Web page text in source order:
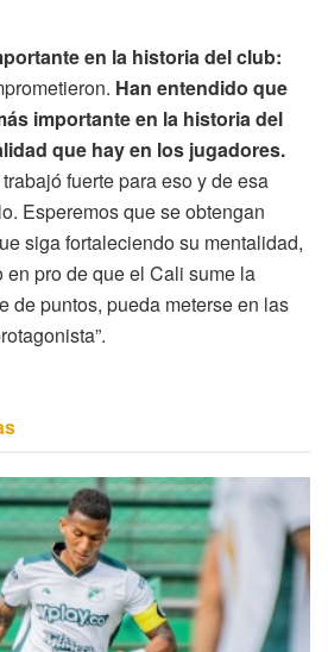
en la historia del club:
Han entendido que
importante en la historia del
que hay en los jugadores.
fuerte para eso y de esa
Esperemos que se obtengan
siga fortaleciendo su mentalidad,
pro de que el Cali sume la
de puntos, pueda meterse en las